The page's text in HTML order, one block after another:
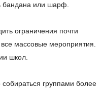
бандана или шарф.
ограничения почти
массовые мероприятия.
школ.
группами более